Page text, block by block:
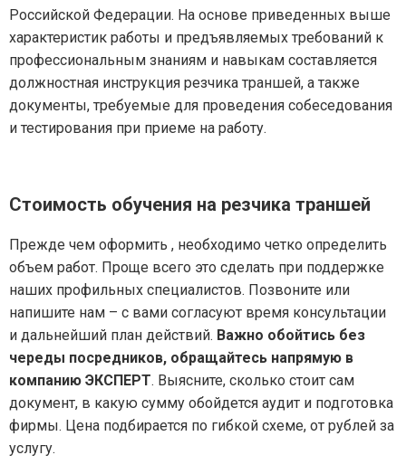
Российской Федерации. На основе приведенных выше
характеристик работы и предъявляемых требований к
профессиональным знаниям и навыкам составляется
должностная инструкция резчика траншей, а также
документы, требуемые для проведения собеседования
и тестирования при приеме на работу.
Стоимость обучения на резчика траншей
Прежде чем оформить , необходимо четко определить
объем работ. Проще всего это сделать при поддержке
наших профильных специалистов. Позвоните или
напишите нам – с вами согласуют время консультации
и дальнейший план действий. Важно обойтись без
череды посредников, обращайтесь напрямую в
компанию ЭКСПЕРТ. Выясните, сколько стоит сам
документ, в какую сумму обойдется аудит и подготовка
фирмы. Цена подбирается по гибкой схеме, от рублей за
услугу.